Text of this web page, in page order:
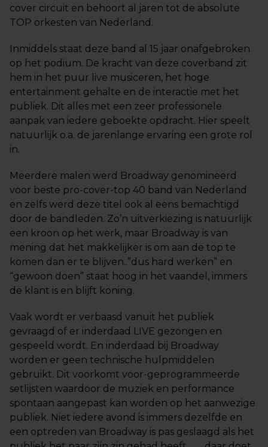
cover circuit en behoort al jaren tot de absolute
TOP orkesten van Nederland.
Inmiddels staat deze band al 15 jaar onafgebroken
op het podium. De kracht van deze coverband zit
hem in het puur live musiceren, het hoge
entertainment gehalte en de interactie met het
publiek. Dit alles met een zeer professionele
aanpak van iedere geboekte opdracht. Hier speelt
natuurlijk o.a. de jarenlange ervaring een grote rol
in.
Meerdere malen werd Broadway genomineerd
voor beste pro-cover-top 40 band van Nederland
en zelfs werd deze titel ook al eens bemachtigd
door de bandleden. Zo’n uitverkiezing is natuurlijk
een kroon op het werk, maar Broadway is van
mening dat het makkelijker is om aan de top te
komen dan er te blijven..”dus hard werken” en
“gewoon doen” staat hoog in het vaandel, immers
de klant is en blijft koning.
Vaak wordt er verbaasd vanuit het publiek
gevraagd of er inderdaad LIVE gezongen en
gespeeld wordt. En inderdaad bij Broadway
worden er geen technische hulpmiddelen
gebruikt. Dit voorkomt voor-geprogrammeerde
setlijsten waardoor de muziek en performance
spontaan aangepast kan worden op het aanwezige
publiek. Niet iedere avond is immers dezelfde en
een optreden van Broadway is pas geslaagd als het